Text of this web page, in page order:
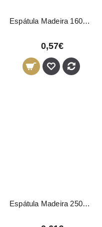
Espátula Madeira 160mm 1630 Eurostil
0,57€
Espátula Madeira 250mm 1633 Eurostil